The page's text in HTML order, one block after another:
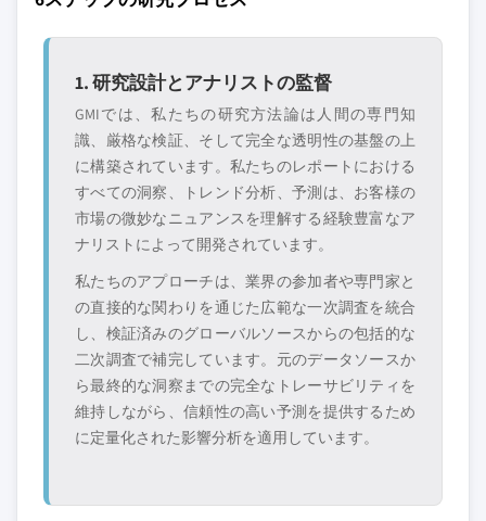
1. 研究設計とアナリストの監督
GMIでは、私たちの研究方法論は人間の専門知
識、厳格な検証、そして完全な透明性の基盤の上
に構築されています。私たちのレポートにおける
すべての洞察、トレンド分析、予測は、お客様の
市場の微妙なニュアンスを理解する経験豊富なア
ナリストによって開発されています。
私たちのアプローチは、業界の参加者や専門家と
の直接的な関わりを通じた広範な一次調査を統合
し、検証済みのグローバルソースからの包括的な
二次調査で補完しています。元のデータソースか
ら最終的な洞察までの完全なトレーサビリティを
維持しながら、信頼性の高い予測を提供するため
に定量化された影響分析を適用しています。